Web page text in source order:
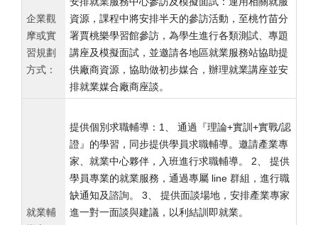
企業觀
摩或實
習規劃
方式：
資源，課程中將安排半天的參訪活動，至桃竹苗分
署賈桃樂學習館參訪，為學生進行各類測試、專題
講座及模擬面試，並邀請各地區就業服務站協助提
供廠商資源，協助做初步媒合，辦理就業講座並安
排就業媒合廠商座談。
就業輔
提供個別求職輔導：1、 通過『理論+實訓+實戰/認
證』的學習，同步提供學員求職輔導。邀請產業專
家、就業中心夥伴，入班進行求職輔導。 2、 提供
學員專業的就業服務，通過專屬 line 群組，進行職
缺通知及諮詢。 3、 提供面談場地，安排產業專家
進一對一面談與建議，以利結訓即就業。